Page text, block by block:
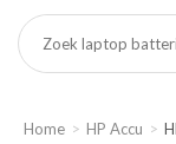
Home HP Accu